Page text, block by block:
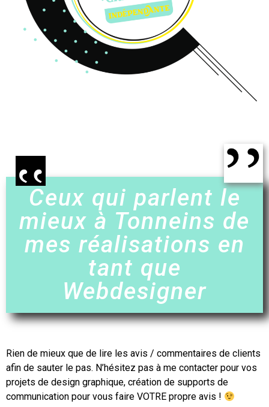
Ceux qui parlent le
mieux à Tonneins de
mes réalisations en
tant que
Webdesigner
Rien de mieux que de lire les avis / commentaires de clients
afin de sauter le pas. N’hésitez pas à me contacter pour vos
projets de design graphique, création de supports de
communication pour vous faire VOTRE propre avis !